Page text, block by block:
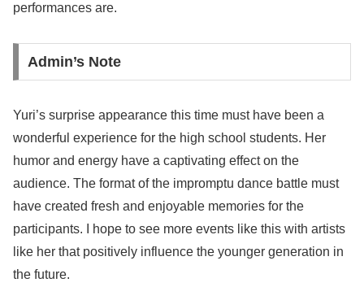
performances are.
Admin’s Note
Yuri’s surprise appearance this time must have been a
wonderful experience for the high school students. Her
humor and energy have a captivating effect on the
audience. The format of the impromptu dance battle must
have created fresh and enjoyable memories for the
participants. I hope to see more events like this with artists
like her that positively influence the younger generation in
the future.